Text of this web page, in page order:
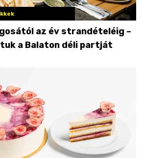
az év strandételéig –
a Balaton déli partját